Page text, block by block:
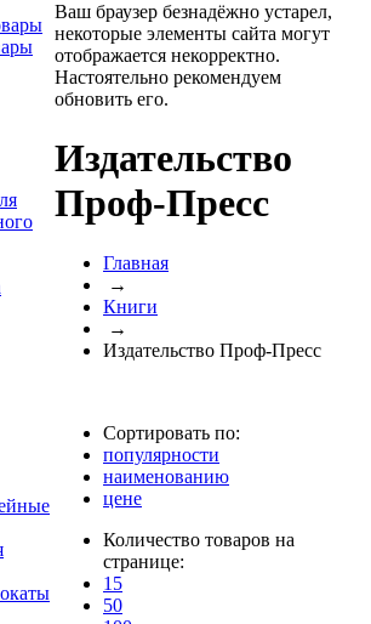
Ваш браузер безнадёжно устарел,
некоторые элементы сайта могут
отображается некорректно.
Настоятельно рекомендуем
обновить его.
Издательство
Проф-Пресс
Главная
→
Книги
→
Издательство Проф-Пресс
Сортировать по:
популярности
наименованию
цене
Количество товаров на
странице:
15
50